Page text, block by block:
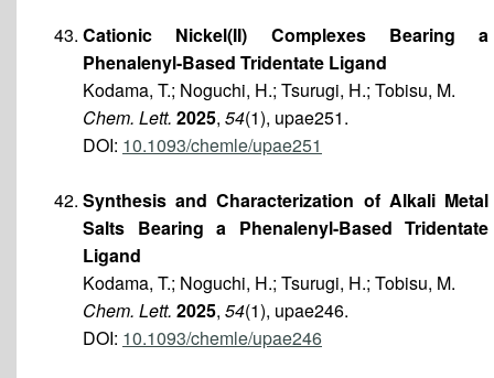
Cationic Nickel(II) Complexes Bearing a
Phenalenyl-Based Tridentate Ligand
Kodama, T.; Noguchi, H.; Tsurugi, H.; Tobisu, M.
Chem. Lett. 2025, 54(1), upae251.
DOI: 10.1093/chemle/upae251
Synthesis and Characterization of Alkali Metal
Salts Bearing a Phenalenyl-Based Tridentate
Ligand
Kodama, T.; Noguchi, H.; Tsurugi, H.; Tobisu, M.
Chem. Lett. 2025, 54(1), upae246.
DOI: 10.1093/chemle/upae246